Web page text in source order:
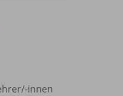
-innen